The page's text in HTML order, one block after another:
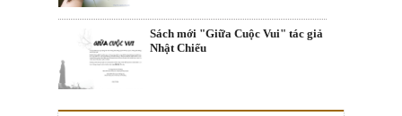
Sách mới "Giữa Cuộc Vui" tác giả
Nhật Chiếu